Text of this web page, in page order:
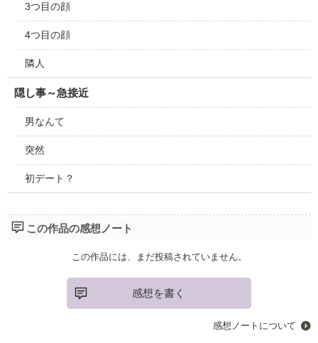
3つ目の顔
4つ目の顔
隣人
隠し事～急接近
男なんて
突然
初デート？
この作品の感想ノート
この作品には、まだ投稿されていません。
感想を書く
感想ノートについて